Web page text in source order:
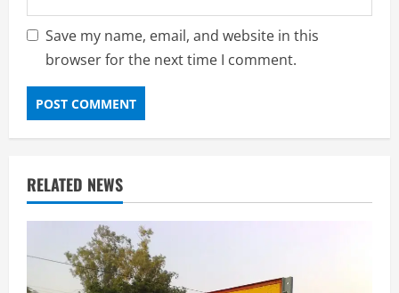
Save my name, email, and website in this
browser for the next time I comment.
RELATED NEWS